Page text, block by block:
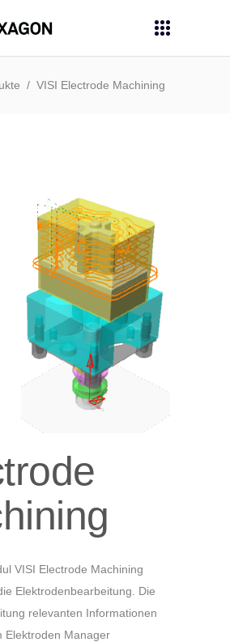
/ VISI Electrode Machining
VISI Electrode Machining
Elektrodenbearbeitung. Die
relevanten Informationen
Elektroden Manager